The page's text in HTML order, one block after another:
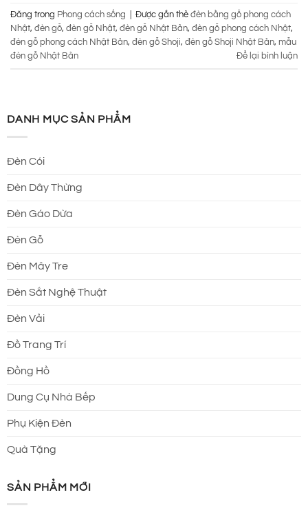
Đăng trong Phong cách sống Được gắn thẻ đèn bằng gỗ phong cách
Nhật, đèn gỗ, đèn gỗ Nhật, đèn gỗ Nhật Bản, đèn gỗ phong cách Nhật,
đèn gỗ phong cách Nhật Bản, đèn gỗ Shoji, đèn gỗ Shoji Nhật Bản, mẫu
đèn gỗ Nhật Bản
Để lại bình luận
DANH MỤC SẢN PHẨM
Đèn Cói
Đèn Dây Thừng
Đèn Gáo Dừa
Đèn Gỗ
Đèn Mây Tre
Đèn Sắt Nghệ Thuật
Đèn Vải
Đồ Trang Trí
Đồng Hồ
Dung Cụ Nhà Bếp
Phụ Kiện Đèn
Quà Tặng
SẢN PHẨM MỚI